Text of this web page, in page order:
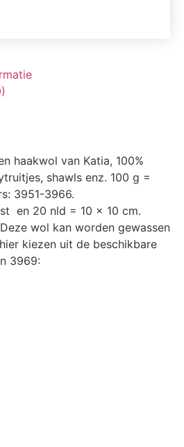
haakwol van Katia, 100%
shawls enz. 100 g =
3951-3966.
en 20 nld = 10 x 10 cm.
wol kan worden gewassen
kiezen uit de beschikbare
3969: